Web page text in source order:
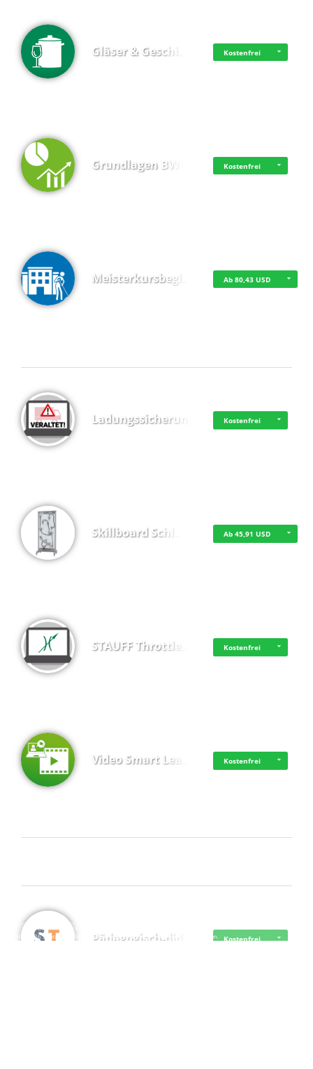
Gläser & Geschi… Kostenfrei
Grundlagen BWL Kostenfrei
Meisterkursbegl… Ab 80,43 USD
Ladungssicherung Kostenfrei
Skillboard Schl… Ab 45,91 USD
STAUFF Throttle… Kostenfrei
Video Smart Lea… Kostenfrei
Pädagogisch-did… Kostenfrei
· ·Datenschutz ·
© 2016 - 2026 SupraTix GmbH oder Partnergesellschaften - Alle Rechte vorbehalten.